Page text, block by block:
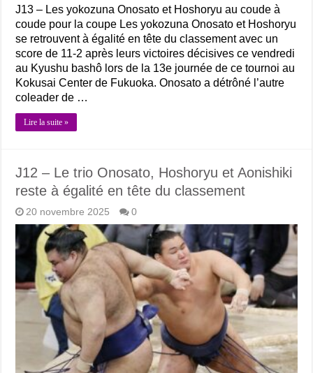
J13 – Les yokozuna Onosato et Hoshoryu au coude à
coude pour la coupe Les yokozuna Onosato et Hoshoryu
se retrouvent à égalité en tête du classement avec un
score de 11-2 après leurs victoires décisives ce vendredi
au Kyushu bashô lors de la 13e journée de ce tournoi au
Kokusai Center de Fukuoka. Onosato a détrôné l’autre
coleader de …
Lire la suite »
J12 – Le trio Onosato, Hoshoryu et Aonishiki
reste à égalité en tête du classement
20 novembre 2025 0